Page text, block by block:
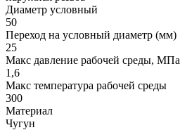
Диаметр условный
50
Переход на условный диаметр (мм)
25
Макс давление рабочей среды, МПа
1,6
Макс температура рабочей среды
300
Материал
Чугун